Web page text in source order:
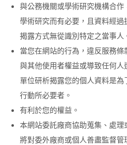
貓
造
型
甜
點
講
師
書
課
程
(KITTY
DECO
SWEETS
INSTRUCTOR
與公務機關或學術研究機構合
學術研究而有必要，且資料經
揭露方式無從識別特定之當事人
當您在網站的行為，違反服務
與其他使用者權益或導致任何
單位研析揭露您的個人資料是
行動所必要者。
有利於您的權益。
本網站委託廠商協助蒐集、處理
將對委外廠商或個人善盡監督管